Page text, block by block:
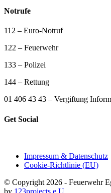
Notrufe
112 – Euro-Notruf
122 – Feuerwehr
133 – Polizei
144 – Rettung
01 406 43 43 – Vergiftung
Get Social
Impressum & Datenschutz
Cookie-Richtlinie (EU)
© Copyright 2026 - Feuerwehr
by 123projects e.U.